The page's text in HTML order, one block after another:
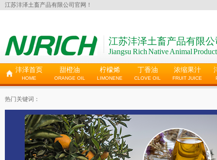
江苏沣泽土畜产品有限公司官网！
江苏沣泽土畜产品有限公
Jiangsu Rich Native Animal
沣泽首页
HOME
甜橙油
ORANGE OIL
柠檬烯
LIMONENE
丁香油
CLOVE OIL
浓缩果汁
FRUIT JUICE
热门关键词：